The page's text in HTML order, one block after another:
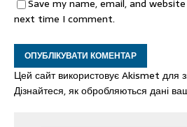
Save my name, email, and
next time I comment.
Цей сайт використовує Akismet для
Дізнайтеся, як обробляються дані